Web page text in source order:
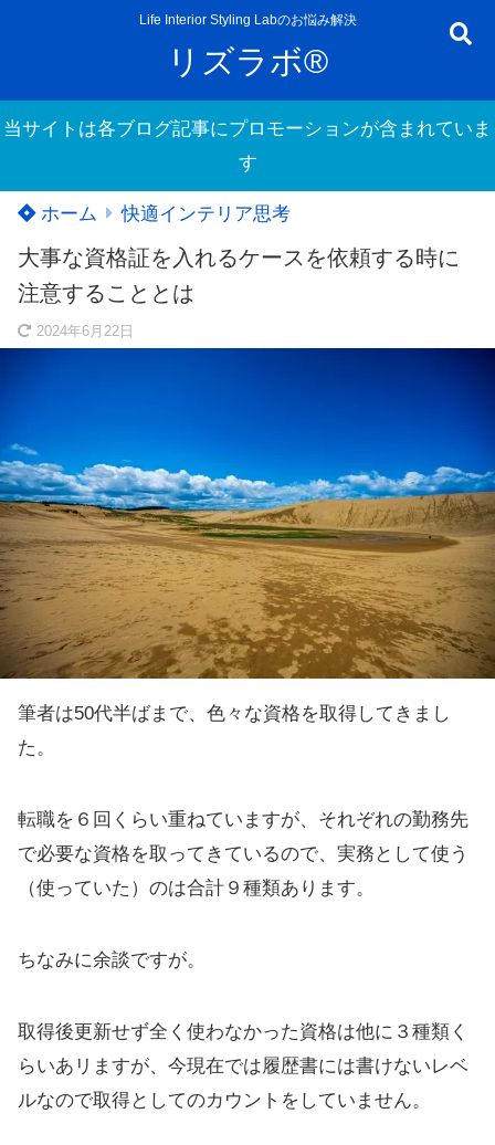
Life Interior Styling Labのお悩み解決
リズラボ®
当サイトは各ブログ記事にプロモーションが含まれていま
す
ホーム 快適インテリア思考
大事な資格証を入れるケースを依頼する時に
注意することとは
2024年6月22日
筆者は50代半ばまで、色々な資格を取得してきまし
た。
転職を６回くらい重ねていますが、それぞれの勤務先
で必要な資格を取ってきているので、実務として使う
（使っていた）のは合計９種類あります。
ちなみに余談ですが。
取得後更新せず全く使わなかった資格は他に３種類く
らいあリますが、今現在では履歴書には書けないレベ
ルなので取得としてのカウントをしていません。